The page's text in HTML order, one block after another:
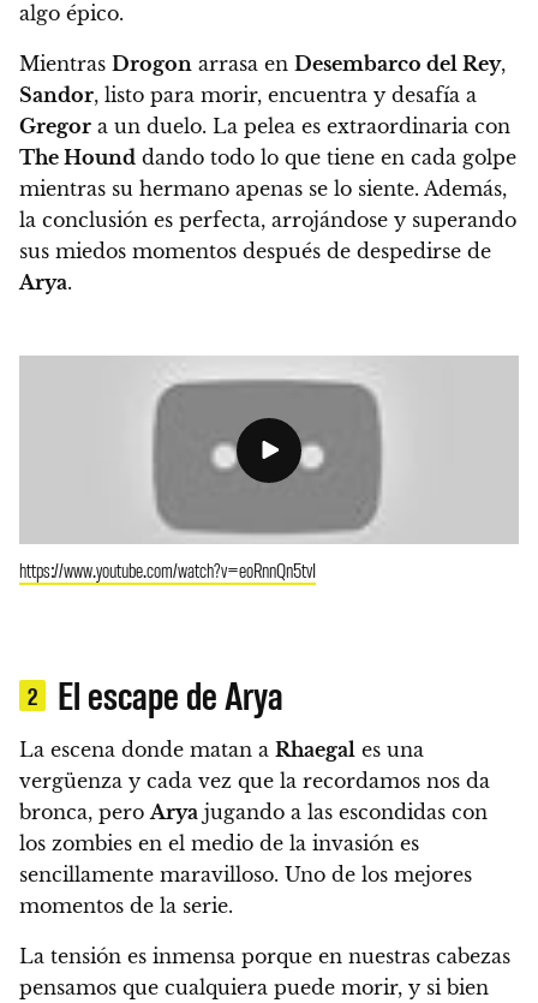
algo épico.
Mientras Drogon arrasa en Desembarco del Rey,
Sandor, listo para morir, encuentra y desafía a
Gregor a un duelo. La pelea es extraordinaria con
The Hound dando todo lo que tiene en cada golpe
mientras su hermano apenas se lo siente. Además,
la conclusión es perfecta, arrojándose y superando
sus miedos momentos después de despedirse de
Arya.
https://www.youtube.com/watch?v=eoRnnQn5tvI
2 El escape de Arya
La escena donde matan a Rhaegal es una
vergüenza y cada vez que la recordamos nos da
bronca, peroArya jugando a las escondidas con
los zombies en el medio de la invasión es
sencillamente maravilloso. Uno de los mejores
momentos de la serie.
La tensión es inmensa porque en nuestras cabezas
pensamos que cualquiera puede morir, y si bien